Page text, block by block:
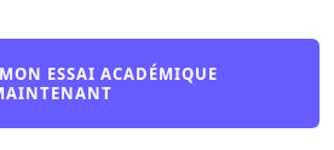
ESSAI ACADÉMIQUE